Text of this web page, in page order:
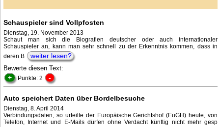
Schauspieler sind Vollpfosten
Dienstag, 19. November 2013
Schaut man sich die Biografien deutscher oder auch internationaler
Schauspieler an, kann man sehr schnell zu der Erkenntnis kommen, dass in
deren B
weiter lesen?
Bewerte diesen Text:
+ Punkte: 2 -
Auto speichert Daten über Bordelbesuche
Dienstag, 8. April 2014
Verbindungsdaten, so urteilte der Europäische Gerichtshof (EuGH) heute, von
Telefon, Internet und E-Mails dürfen ohne Verdacht künftig nicht mehr gesp